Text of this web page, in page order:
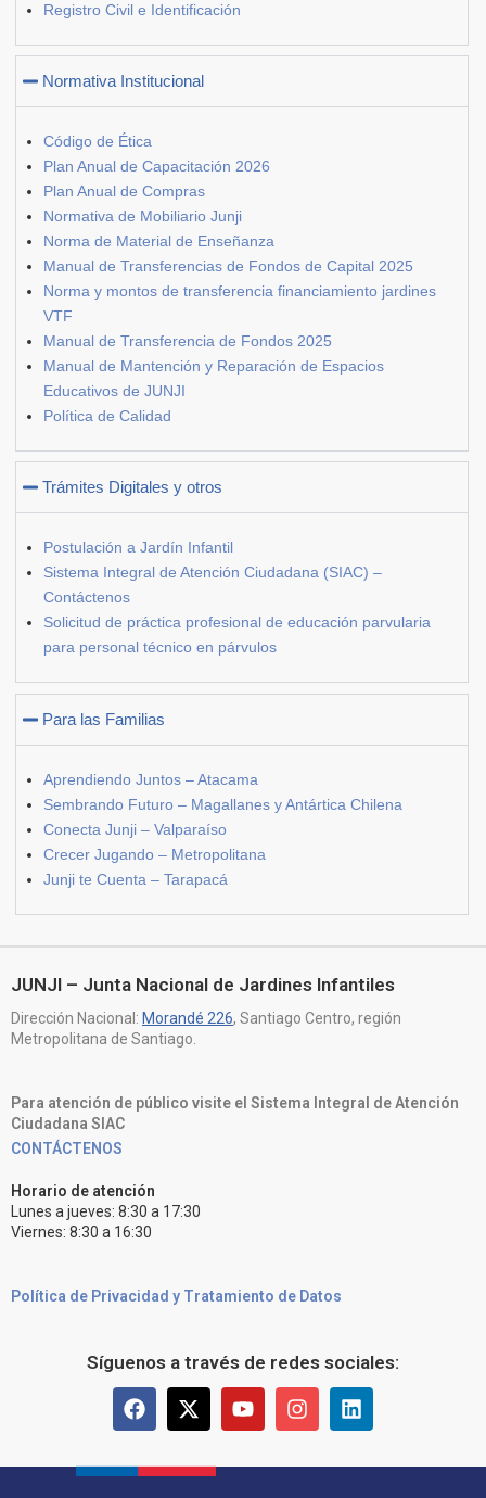
Registro Civil e Identificación
Normativa Institucional
Código de Ética
Plan Anual de Capacitación 2026
Plan Anual de Compras
Normativa de Mobiliario Junji
Norma de Material de Enseñanza
Manual de Transferencias de Fondos de Capital 2025
Norma y montos de transferencia financiamiento jardines
VTF
Manual de Transferencia de Fondos 2025
Manual de Mantención y Reparación de Espacios
Educativos de JUNJI
Política de Calidad
Trámites Digitales y otros
Postulación a Jardín Infantil
Sistema Integral de Atención Ciudadana (SIAC) –
Contáctenos
Solicitud de práctica profesional de educación parvularia
para personal técnico en párvulos
Para las Familias
Aprendiendo Juntos – Atacama
Sembrando Futuro – Magallanes y Antártica Chilena
Conecta Junji – Valparaíso
Crecer Jugando – Metropolitana
Junji te Cuenta – Tarapacá
JUNJI – Junta Nacional de Jardines Infantiles
Dirección Nacional: Morandé 226, Santiago Centro, región
Metropolitana de Santiago.
Para atención de público visite el Sistema Integral de Atención
Ciudadana SIAC
CONTÁCTENOS
Horario de atención
Lunes a jueves: 8:30 a 17:30
Viernes: 8:30 a 16:30
Política de Privacidad y Tratamiento de Datos
Síguenos a través de redes sociales: